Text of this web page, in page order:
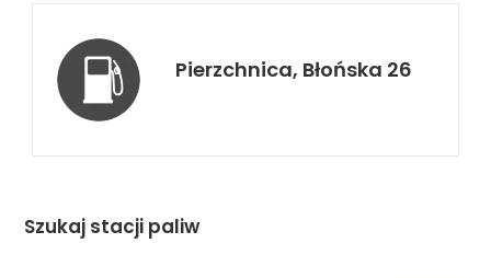
Pierzchnica, Błońska 26
Szukaj stacji paliw